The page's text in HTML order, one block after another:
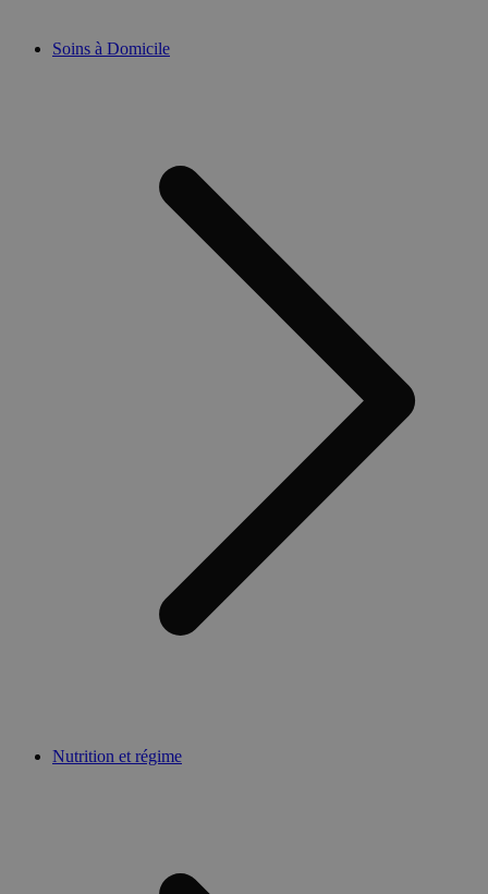
Soins à Domicile
Nutrition et régime